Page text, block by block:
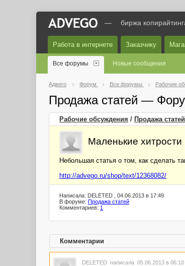
— биржа
Работа в интернете Заказчику
Все форумы Новые сообщения
Адвего Форум Все форумы Рабочие
Продажа статей —
Рабочие обсуждения / Продажа статей
Маленькие хитрости
Небольшая статья о том, как сделать
http://advego.ru/shop/text/12368082/
Написала: DELETED , 04.06.2013 в 17:49
В форуме: Продажа статей
Комментариев: 1
Комментарии
DELETED написала 05.06.2013 в 06:10